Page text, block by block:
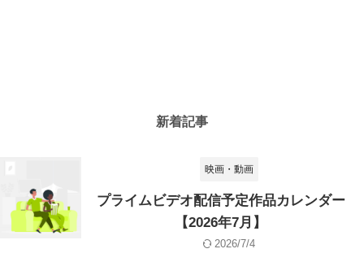
新着記事
映画・動画
プライムビデオ配信予定作品カレンダー
【2026年7月】
2026/7/4